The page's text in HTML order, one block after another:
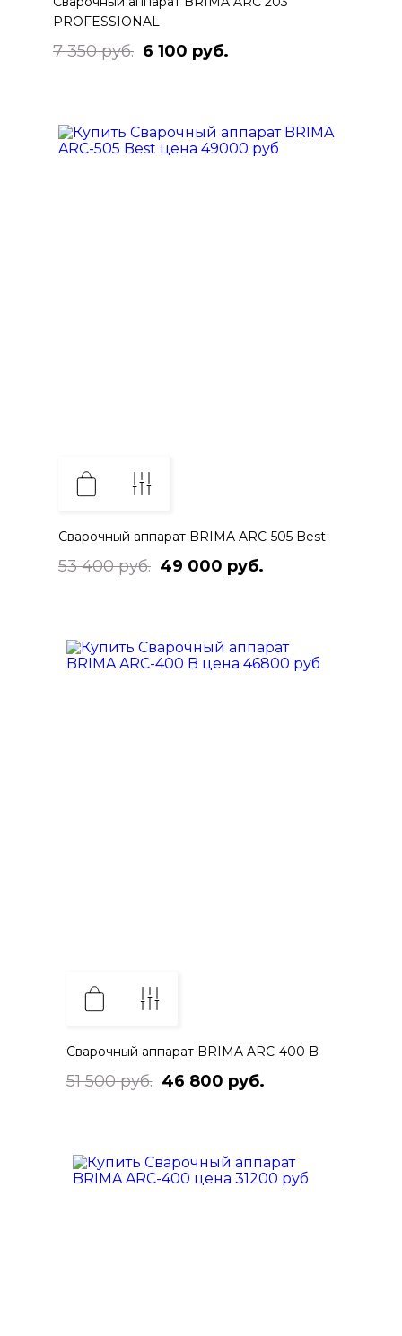
PROFESSIONAL
7 350 руб. 6 100 руб.
Сварочный аппарат BRIMA ARC-505 Best
53 400 руб. 49 000 руб.
Сварочный аппарат BRIMA ARC-400 B
51 500 руб. 46 800 руб.